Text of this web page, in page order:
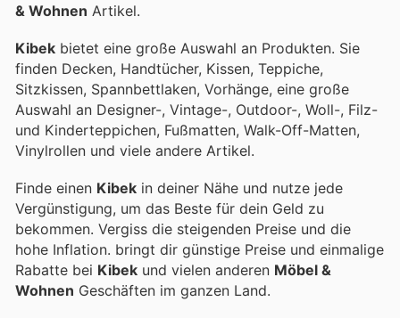
& Wohnen Artikel.
Kibek bietet eine große Auswahl an Produkten. Sie
finden Decken, Handtücher, Kissen, Teppiche,
Sitzkissen, Spannbettlaken, Vorhänge, eine große
Auswahl an Designer-, Vintage-, Outdoor-, Woll-, Filz-
und Kinderteppichen, Fußmatten, Walk-Off-Matten,
Vinylrollen und viele andere Artikel.
Finde einen Kibek in deiner Nähe und nutze jede
Vergünstigung, um das Beste für dein Geld zu
bekommen. Vergiss die steigenden Preise und die
hohe Inflation. bringt dir günstige Preise und einmalige
Rabatte bei Kibek und vielen anderen Möbel &
Wohnen Geschäften im ganzen Land.